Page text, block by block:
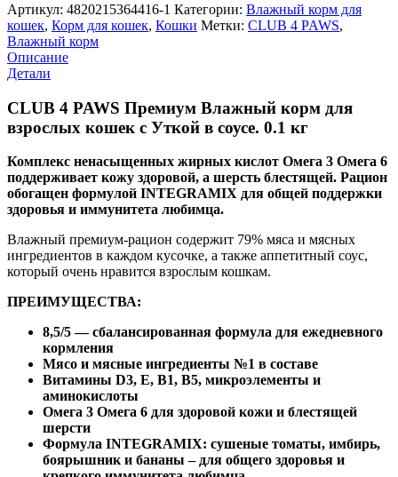
Артикул: 4820215364416-1 Категории: Влажный корм для
кошек, Корм для кошек, Кошки Метки: CLUB 4 PAWS,
Влажный корм
Описание
Детали
CLUB 4 PAWS Премиум Влажный корм для
взрослых кошек с Уткой в соусе. 0.1 кг
Комплекс ненасыщенных жирных кислот Омега 3 Омега 6
поддерживает кожу здоровой, а шерсть блестящей. Рацион
обогащен формулой INTEGRAMIX для общей поддержки
здоровья и иммунитета любимца.
Влажный премиум-рацион содержит 79% мяса и мясных
ингредиентов в каждом кусочке, а также аппетитный соус,
который очень нравится взрослым кошкам.
ПРЕИМУЩЕСТВА:
8,5/5 — сбалансированная формула для ежедневного
кормления
Мясо и мясные ингредиенты №1 в составе
Витамины D3, E, B1, B5, микроэлементы и
аминокислоты
Омега 3 Омега 6 для здоровой кожи и блестящей
шерсти
Формула INTEGRAMIX: сушеные томаты, имбирь,
боярышник и бананы – для общего здоровья и